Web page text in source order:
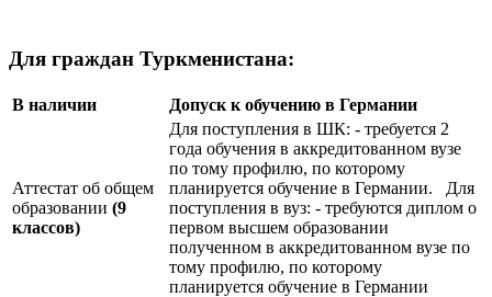
Для граждан Туркменистана:
В наличии Допуск к обучению в Германии
Аттестат об общем
образовании (9
классов)
Для поступления в ШК: - требуется 2
года обучения в аккредитованном вузе
по тому профилю, по которому
планируется обучение в Германии. Для
поступления в вуз: - требуются диплом о
первом высшем образовании
полученном в аккредитованном вузе по
тому профилю, по которому
планируется обучение в Германии